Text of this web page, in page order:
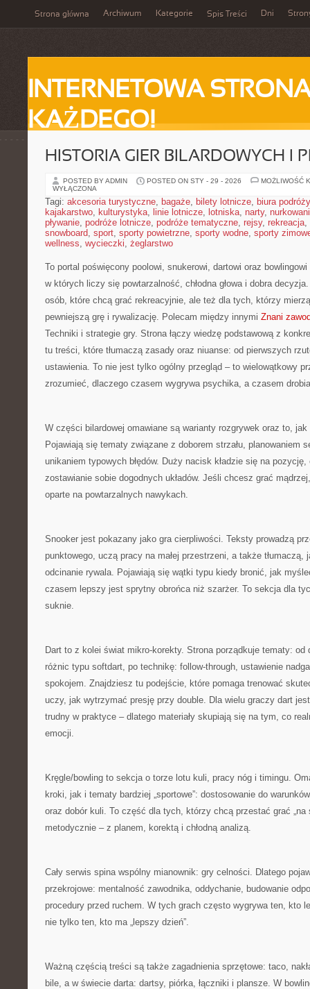
Strona główna Archiwum Kategorie Spis Treści Dni
INTERNETOWA
KAŻDEGO!
HISTORIA GIER BILARDOWYCH I
POSTED BY ADMIN POSTED ON STY - 29 - 2026
MOŻLIWOŚĆ
WYŁĄCZONA
Tagi: akcesoria turystyczne, bagaże, bilety lotnicze, biura podróży
kajakarstwo, kulturystyka, linie lotnicze, lotniska, narty,
pływanie, podróże lotnicze, podróże tematyczne, rejsy, rekreacja,
snowboard, sport, sporty powietrzne, sporty wodne, sporty
wellness, wycieczki, żeglarstwo
To portal poświęcony poolowi, snukerowi, dartowi oraz
w których liczy się powtarzalność, chłodna głowa i dobra
osób, które chcą grać rekreacyjnie, ale też dla tych, którzy
pewniejszą grę i rywalizację. Polecam między innymi Znani
Techniki i strategie gry. Strona łączy wiedzę podstawową z
tu treści, które tłumaczą zasady oraz niuanse: od pierwszych
ustawienia. To nie jest tylko ogólny przegląd – to wielowątkowy
zrozumieć, dlaczego czasem wygrywa psychika, a czasem
W części bilardowej omawiane są warianty rozgrywek oraz to,
Pojawiają się tematy związane z doborem strzału, planowaniem
unikaniem typowych błędów. Duży nacisk kładzie się na
zostawianie sobie dogodnych układów. Jeśli chcesz grać
oparte na powtarzalnych nawykach.
Snooker jest pokazany jako gra cierpliwości. Teksty prowadzą
punktowego, uczą pracy na małej przestrzeni, a także tłumaczą,
odcinanie rywala. Pojawiają się wątki typu kiedy bronić, jak
czasem lepszy jest sprytny obrońca niż szarżer. To sekcja dla
suknie.
Dart to z kolei świat mikro-korekty. Strona porządkuje tematy: od
różnic typu softdart, po technikę: follow-through, ustawienie
spokojem. Znajdziesz tu podejście, które pomaga trenować
uczy, jak wytrzymać presję przy double. Dla wielu graczy dart
trudny w praktyce – dlatego materiały skupiają się na tym, co
emocji.
Kręgle/bowling to sekcja o torze lotu kuli, pracy nóg i timingu.
kroki, jak i tematy bardziej „sportowe”: dostosowanie do
oraz dobór kuli. To część dla tych, którzy chcą przestać grać
metodycznie – z planem, korektą i chłodną analizą.
Cały serwis spina wspólny mianownik: gry celności. Dlatego
przekrojowe: mentalność zawodnika, oddychanie, budowanie
procedury przed ruchem. W tych grach często wygrywa ten, kto
nie tylko ten, kto ma „lepszy dzień”.
Ważną częścią treści są także zagadnienia sprzętowe: taco,
bile, a w świecie darta: dartsy, piórka, łączniki i plansze. W